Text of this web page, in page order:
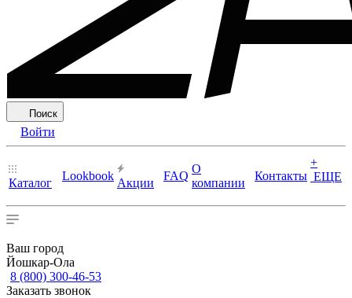
Поиск
Войти
Каталог
Lookbook
Акции
FAQ
О
компании
Контакты
+
ЕЩЕ
Ваш город
Йошкар-Ола
8 (800) 300-46-53
Заказать звонок